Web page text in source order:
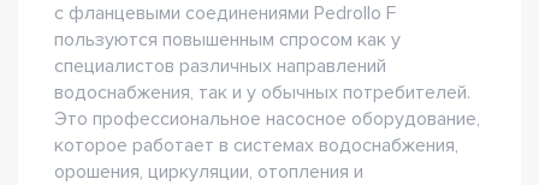
с фланцевыми соединениями Pedrollo F
пользуются повышенным спросом как у
специалистов различных направлений
водоснабжения, так и у обычных потребителей.
Это профессиональное насосное оборудование,
которое работает в системах водоснабжения,
орошения, циркуляции, отопления и